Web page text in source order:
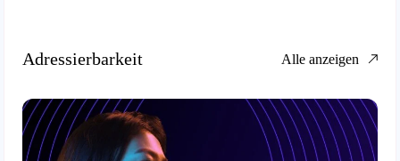
Adressierbarkeit Alle anzeigen